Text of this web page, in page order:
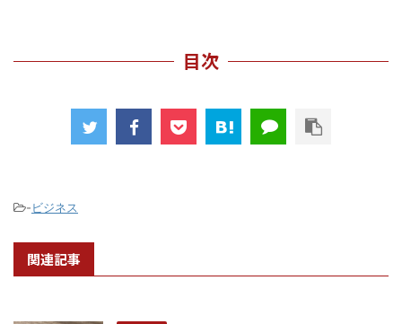
目次
-ビジネス
関連記事